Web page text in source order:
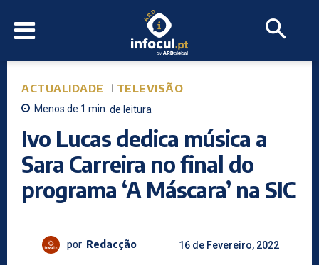
ACTUALIDADE TELEVISÃO
Menos de 1 min. de leitura
Ivo Lucas dedica música a
Sara Carreira no final do
programa ‘A Máscara’ na SIC
por Redacção 16 de Fevereiro, 2022